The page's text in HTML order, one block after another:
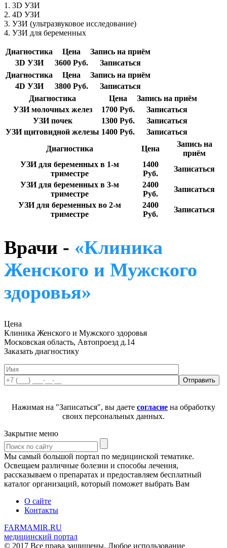
1. 3D УЗИ
2. 4D УЗИ
3. УЗИ (ультразвуковое исследование)
4. УЗИ для беременных
Диагностика Цена
Запись на приём
3D УЗИ
3600 Руб.
Записаться
Диагностика
Цена
Запись на приём
4D УЗИ
3800 Руб.
Записаться
Диагностика
Цена
Запись на приём
УЗИ молочных желез
1700 Руб.
Записаться
УЗИ почек
1300 Руб.
Записаться
УЗИ щитовидной железы 1400 Руб.
Записаться
Диагностика
Цена
Запись на
приём
УЗИ для беременных в 1-м
триместре
1400
Руб.
Записаться
УЗИ для беременных в 3-м
триместре
2400
Руб.
Записаться
УЗИ для беременных во 2-м
триместре
2400
Руб.
Записаться
Врачи - «Клиника
Женского и Мужского
здоровья»
Цена
Клиника Женского и Мужского здоровья
Московская область, Автопроезд д.14
Заказать диагностику
Нажимая на "Записаться", вы даете согласие на обработку
своих персональных данных.
Закрытие меню
Мы самый большой портал по медицинской тематике.
Освещаем различные болезни и способы лечения,
рассказываем о препаратах и предоставляем бесплатный
каталог организаций, который поможет выбрать Вам
О сайте
Контакты
FARMAMIR.RU
медицинский портал
© 2017 Все права защищены. Любое использование